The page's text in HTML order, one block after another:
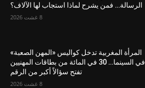
الرسالة… فمن يشرح لماذا استجاب لها الآلاف؟
8 غشت 2026
المرأة المغربية تدخل كواليس «المهن الصعبة»
في السينما… 30 في المائة من بطاقات المهنيين
تفتح سؤالاً أكبر من الرقم
8 غشت 2026